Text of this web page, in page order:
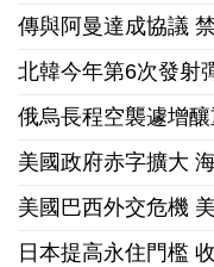
北韓今年第6次發射
美國巴西外交危機